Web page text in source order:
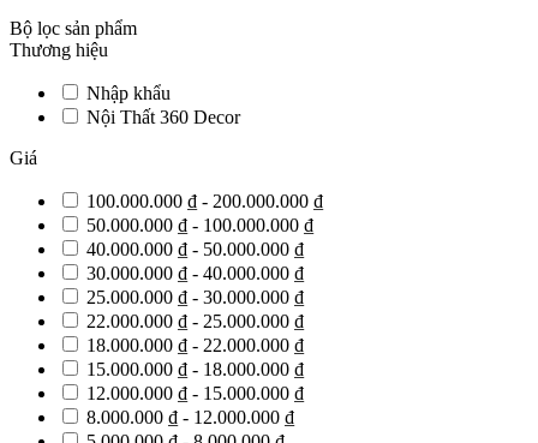
Bộ lọc sản phẩm
Thương hiệu
Nhập khẩu
Nội Thất 360 Decor
Giá
100.000.000 ₫ - 200.000.000 ₫
50.000.000 ₫ - 100.000.000 ₫
40.000.000 ₫ - 50.000.000 ₫
30.000.000 ₫ - 40.000.000 ₫
25.000.000 ₫ - 30.000.000 ₫
22.000.000 ₫ - 25.000.000 ₫
18.000.000 ₫ - 22.000.000 ₫
15.000.000 ₫ - 18.000.000 ₫
12.000.000 ₫ - 15.000.000 ₫
8.000.000 ₫ - 12.000.000 ₫